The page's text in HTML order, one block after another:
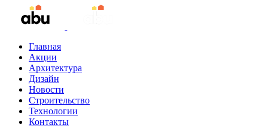
Главная
Акции
Архитектура
Дизайн
Новости
Строительство
Технологии
Контакты